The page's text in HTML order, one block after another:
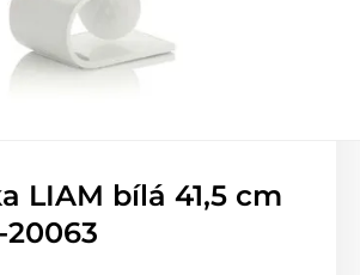
LIAM bílá 41,5 cm
20063